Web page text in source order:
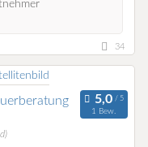
34
1 Bew.